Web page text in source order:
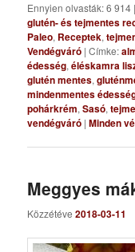
Ennyien olvasták: 6 914 |
glutén- és tejmentes
Paleo, Receptek,
Vendégváró |Címke:
édesség,éléskamra
glutén mentes,
mindenmentes
pohárkrém,Sasó,
vendégváró |Minden
Meggyes
Közzétéve2018-03-11